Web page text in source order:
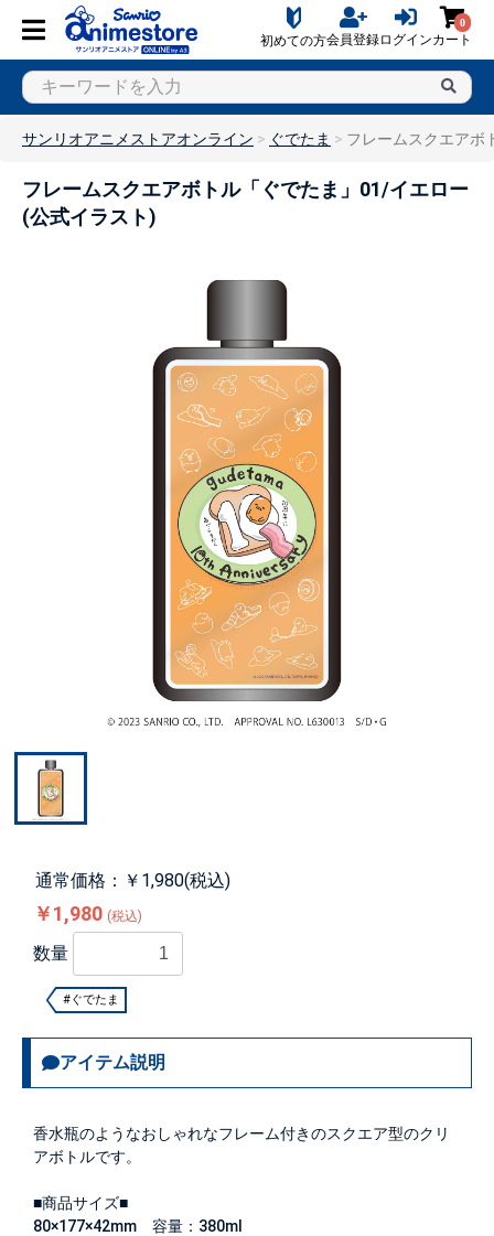
初めての方会員登録ログイン
0
カート
サンリオアニメストアオンライン ぐでたま フレームスクエアボ
フレームスクエアボトル「ぐでたま」01/イエロー
(公式イラスト)
通常価格：￥1,980(税込)
￥1,980 (税込)
数量
#ぐでたま
アイテム説明
香水瓶のようなおしゃれなフレーム付きのスクエア型のクリ
アボトルです。
■商品サイズ■
80×177×42mm 容量：380ml